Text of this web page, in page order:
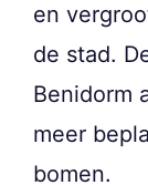
en
de stad.
Benidorm
meer
bomen.